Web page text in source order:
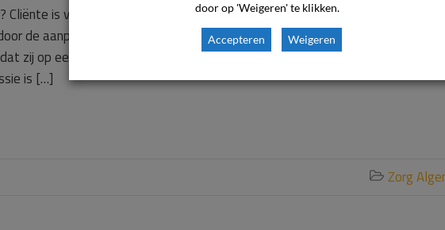
Cliënte is van mening dat haar behandeling voor een eetstoornis in Portugal
de aanpak van de zorgaanbieder nieuwe klachten te ondervinden. De
zij op een juiste manier gehandeld heeft. Terugkeer naar Nederland is met
is […]
 Zorg
door op 'Weigeren' te klikken.
Accepteren Weigeren